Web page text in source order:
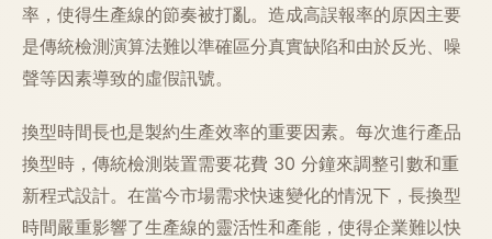
率，使得生產線的節奏被打亂。造成高誤報率的原因主要
是傳統檢測演算法難以準確區分真實缺陷和由於反光、噪
聲等因素導致的虛假訊號。
換型時間長也是製約生產效率的重要因素。每次進行產品
換型時，傳統檢測裝置需要花費 30 分鐘來調整引數和重
新程式設計。在當今市場需求快速變化的情況下，長換型
時間嚴重影響了生產線的靈活性和產能，使得企業難以快